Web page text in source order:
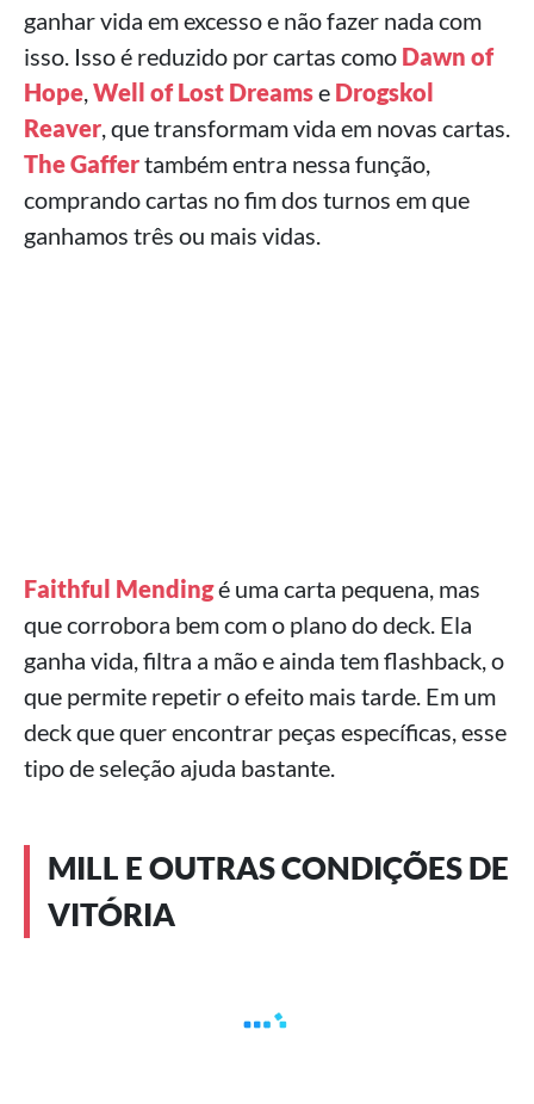
ganhar vida em excesso e não fazer nada com
isso. Isso é reduzido por cartas como Dawn of
Hope,Well of Lost Dreamse Drogskol
Reaver, que transformam vida em novas cartas.
The Gaffertambém entra nessa função,
comprando cartas no fim dos turnos em que
ganhamos três ou mais vidas.
Faithful Mendingé uma carta pequena, mas
que corrobora bem com o plano do deck. Ela
ganha vida, filtra a mão e ainda tem flashback, o
que permite repetir o efeito mais tarde. Em um
deck que quer encontrar peças específicas, esse
tipo de seleção ajuda bastante.
MILL E OUTRAS CONDIÇÕES DE
VITÓRIA